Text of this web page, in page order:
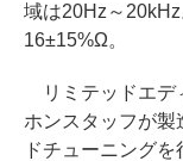
域は20Hz～
16±15%Ω。
リミテッドエデ
ホンスタッフが製
ドチューニングを